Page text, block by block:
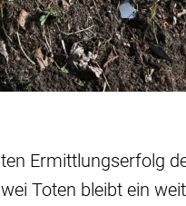
Ermittlungserfolg
Toten bleibt ein